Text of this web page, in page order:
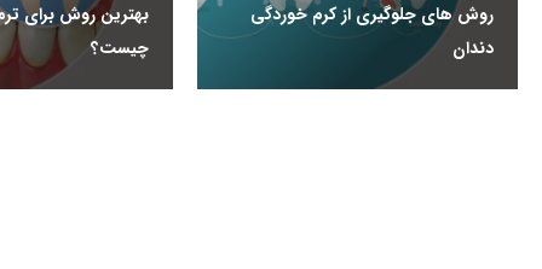
روش های جلوگیری از کرم خوردگی
دندان
بهترین روش برای
چیست؟